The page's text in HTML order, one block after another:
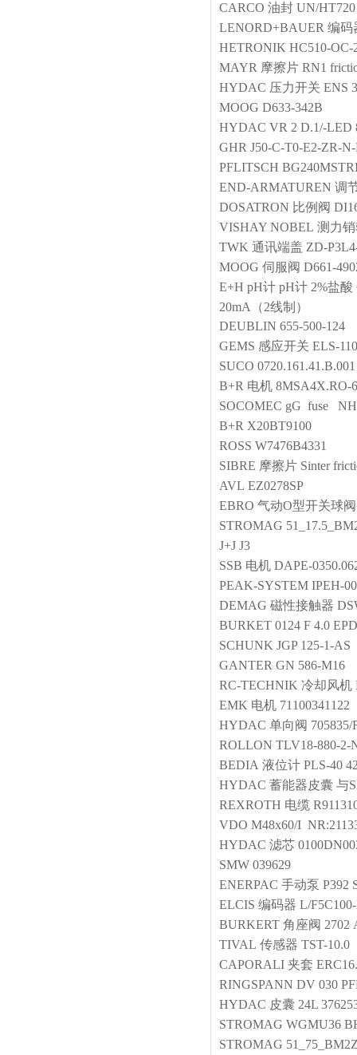
CARCO 油封 UN/
LENORD+BAUER 编码
HETRONIK HC510-OC-
MAYR 摩擦片 RN1
HYDAC 压力开关 ENS
MOOG D633-342B
HYDAC VR 2 D.1/-LED
GHR J50-C-T0-E2-ZR-
PFLITSCH
END-ARMATUREN 调
DOSATRON 比例阀
VISHAY NOBEL 测力
TWK 通讯端盖 ZD-
MOOG 伺服阀 D661-
E+H pH计 pH计 2%盐
20mA（2线制）
DEUBLIN 655-500-124
GEMS 感应开关 ELS-
SUCO 0720.161.41.B.001
B+R 电机 8MSA4X.RO-
SOCOMEC gG fuse
B+R X20BT9100
ROSS W7476B4331
SIBRE 摩擦片 Sinter
AVL EZ0278SP
EBRO 气动O型开关球阀
STROMAG
J+J J3
SSB 电机 DAPE-
PEAK-SYSTEM IPEH-
DEMAG 磁性接触器
BURKET 0124 F 4.0
SCHUNK JGP 125-1-AS
GANTER GN 586-M16
RC-TECHNIK 冷却风机
EMK 电机 71100341122
HYDAC 单向阀
ROLLON TLV18-880-2-
BEDIA 液位计 PLS-40
HYDAC 蓄能器皮囊 与
REXROTH 电缆
VDO M48x60/I
HYDAC 滤芯
SMW 039629
ENERPAC 手动泵 P392
ELCIS 编码器 L/
BURKERT 角座阀 2702
TIVAL 传感器 TST-
CAPORALI 夹套
RINGSPANN DV 030
HYDAC 皮囊 24L
STROMAG WGMU36
STROMAG